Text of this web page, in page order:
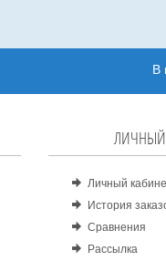
В
ЛИЧНЫЙ
Личный
История
Сравнения
Рассылка